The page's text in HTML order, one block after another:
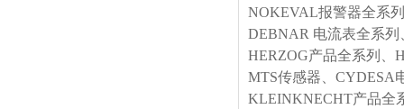
NOKEVAL报警器全系
DEBNAR 电流表全系
HERZOG产品全系列、
MTS传感器、CYDESA
KLEINKNECHT产品全